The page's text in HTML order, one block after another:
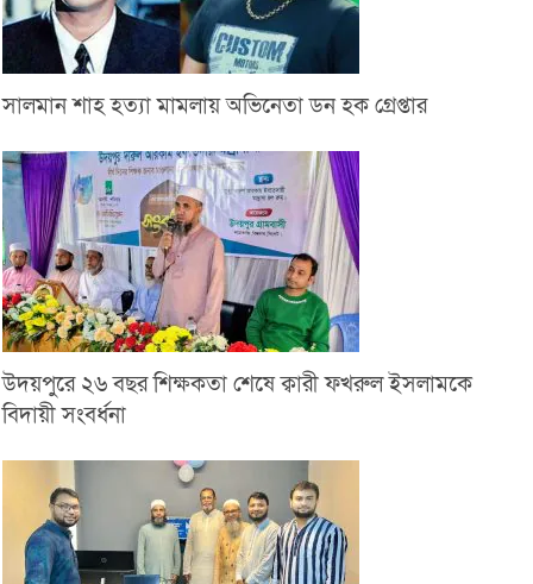
সালমান শাহ হত্যা মামলায় অভিনেতা ডন হক গ্রেপ্তার
উদয়পুরে ২৬ বছর শিক্ষকতা শেষে ক্বারী ফখরুল ইসলামকে
বিদায়ী সংবর্ধনা